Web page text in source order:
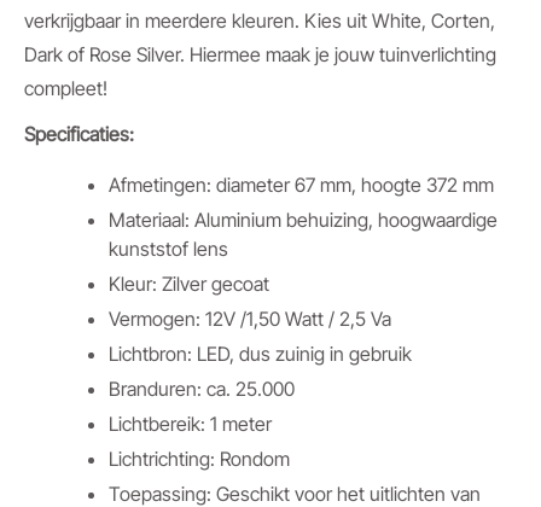
verkrijgbaar in meerdere kleuren. Kies uit White, Corten,
Dark of Rose Silver. Hiermee maak je jouw tuinverlichting
compleet!
Specificaties:
Afmetingen: diameter 67 mm, hoogte 372 mm
Materiaal: Aluminium behuizing, hoogwaardige
kunststof lens
Kleur: Zilver gecoat
Vermogen: 12V /1,50 Watt / 2,5 Va
Lichtbron: LED, dus zuinig in gebruik
Branduren: ca. 25.000
Lichtbereik: 1 meter
Lichtrichting: Rondom
Toepassing: Geschikt voor het uitlichten van